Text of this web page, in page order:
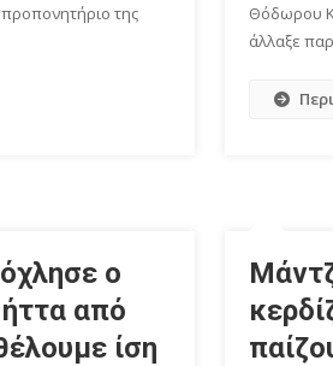
της
Θόδωρου
άλλαξε
ο
από
ίση